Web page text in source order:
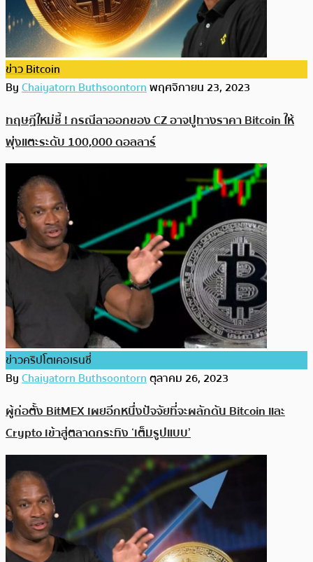
ข่าว Bitcoin
ByChaiyatorn Buthsoontornพฤศจิกายน 23, 2023
ทฤษฏีใหม่ชี้ ! กรณีลาออกของ CZ อาจปูทางราคา Bitcoin ให้
พุ่งแตะระดับ 100,000 ดอลลาร์
ข่าวคริปโตเคอเรนซี่
ByChaiyatorn Buthsoontornตุลาคม 26, 2023
ผู้ก่อตั้ง BitMEX เผยอีกหนึ่งปัจจัยที่จะผลักดัน Bitcoin และ
Crypto เข้าสู่ตลาดกระทิง ‘เต็มรูปแบบ’